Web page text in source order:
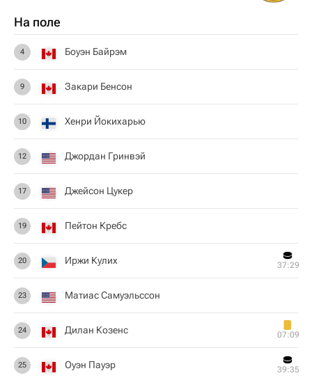
На поле
4 Боуэн Байрэм
9 Закари Бенсон
10 Хенри Йокихарью
12 Джордан Гринвэй
17 Джейсон Цукер
19 Пейтон Кребс
20 Иржи Кулих 37:29
23 Матиас Самуэльссон
24 Дилан Козенс 07:09
25 Оуэн Пауэр 39:35